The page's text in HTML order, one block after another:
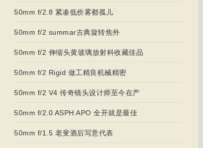
50mm f/2.8 紧凑低价雾都孤儿
50mm f/2 summar古典旋转焦外
50mm f/2 伸缩头黄玻璃放射科收藏佳品
50mm f/2 Rigid 做工精良机械精密
50mm f/2 V4 传奇镜头设计师至今在产
50mm f/2.0 ASPH APO 全开就是最佳
50mm f/1.5 老叟酒后写意代表